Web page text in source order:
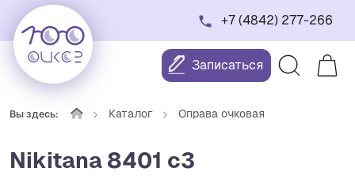
+7 (4842) 277-266
Записаться
Вы здесь: Каталог Оправа очковая
Nikitana 8401 c3